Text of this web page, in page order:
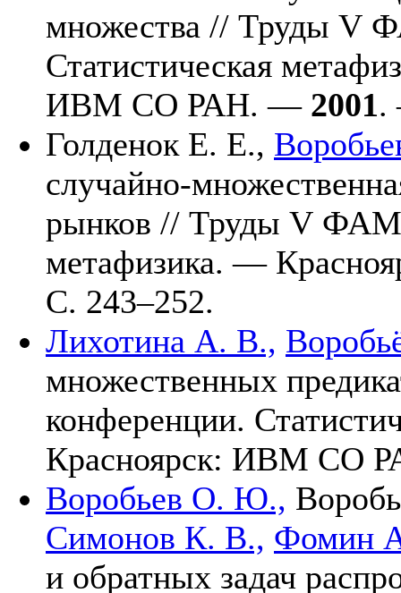
множества // Труды V
Статистическая
ИВМ СО РАН. — 2001.
Голденок Е. Е.,
случайно-
рынков // Труды V ФАМ
метафизика. —
С. 243–252.
Лихотина А. В.,
множественных
конференции.
Красноярск: ИВМ СО
Воробьев О. Ю.,
Симонов К. В., Фомин
и обратных задач